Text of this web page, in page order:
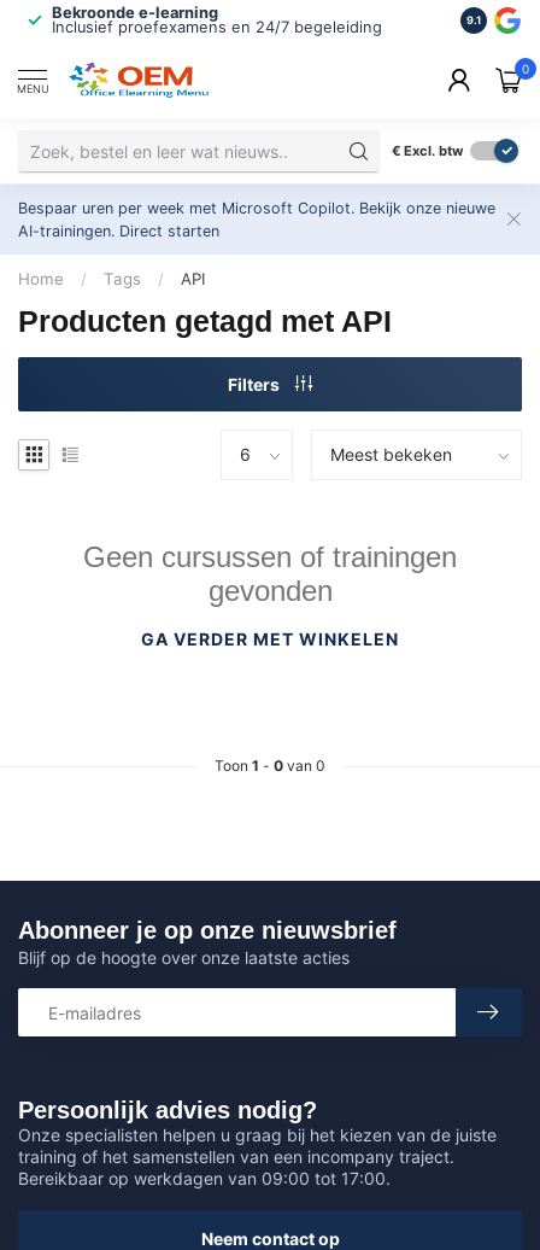
Bekroonde e-learning
Inclusief proefexamens en 24/7 begeleiding
ISO
2.500+
9.1
MENU
0
€ Excl. btw
Bespaar uren per week met Microsoft Copilot. Bekijk onze nieuwe
AI-trainingen. Direct starten
Home / Tags / API
Producten getagd met API
Filters
Geen cursussen of trainingen
gevonden
GA VERDER MET WINKELEN
Toon 1 - 0 van 0
Persoonlijk advies nodig?
Onze specialisten helpen u graag bij het kiezen van de juiste
training of het samenstellen van een incompany traject.
Bereikbaar op werkdagen van 09:00 tot 17:00.
Neem contact op
Abonneer je op onze nieuwsbrief
Blijf op de hoogte over onze laatste acties